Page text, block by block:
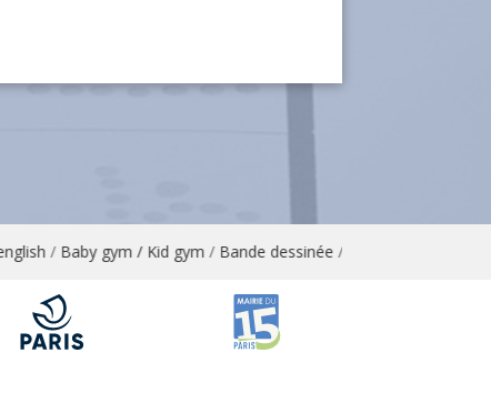
/Baby gym / Kid gym/Bande dessinée/Bandes dessinées /